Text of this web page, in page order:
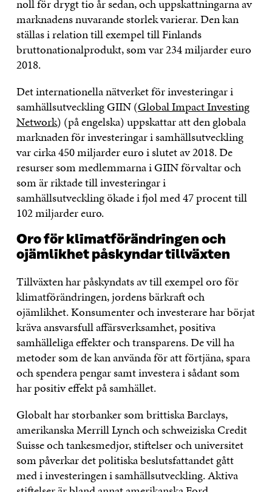
noll för drygt tio år sedan, och uppskattningarna av
marknadens nuvarande storlek varierar. Den kan
ställas i relation till exempel till Finlands
bruttonationalprodukt, som var 234 miljarder euro
2018.
Det internationella nätverket för investeringar i
samhällsutveckling GIIN (Global Impact Investing
Network) (på engelska) uppskattar att den globala
marknaden för investeringar i samhällsutveckling
var cirka 450 miljarder euro i slutet av 2018. De
resurser som medlemmarna i GIIN förvaltar och
som är riktade till investeringar i
samhällsutveckling ökade i fjol med 47 procent till
102 miljarder euro.
Oro för klimatförändringen och
ojämlikhet påskyndar tillväxten
Tillväxten har påskyndats av till exempel oro för
klimatförändringen, jordens bärkraft och
ojämlikhet. Konsumenter och investerare har börjat
kräva ansvarsfull affärsverksamhet, positiva
samhälleliga effekter och transparens. De vill ha
metoder som de kan använda för att förtjäna, spara
och spendera pengar samt investera i sådant som
har positiv effekt på samhället.
Globalt har storbanker som brittiska Barclays,
amerikanska Merrill Lynch och schweiziska Credit
Suisse och tankesmedjor, stiftelser och universitet
som påverkar det politiska beslutsfattandet gått
med i investeringen i samhällsutveckling. Aktiva